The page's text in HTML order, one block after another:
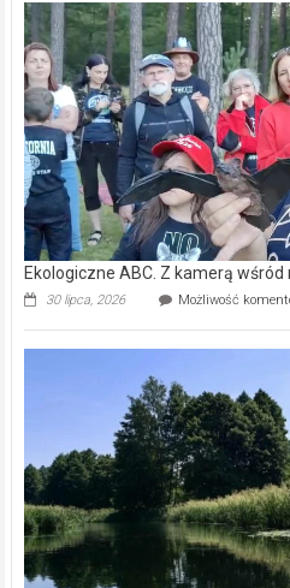
Ekologiczne ABC. Z kamerą wśród
30 lipca, 2026 Możliwość